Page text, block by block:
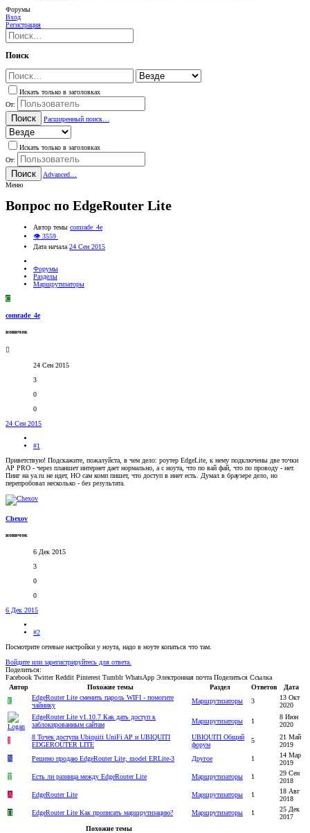
Форумы
Вход
Регистрация
Поиск
Искать только в заголовках
От:
Поиск Расширенный поиск…
Искать только в заголовках
От:
Поиск
Advanced…
Меню
Вопрос по EdgeRouter Lite
Автор темы comrade_4e
👁 3559
Дата начала 24 Сен 2015
Форумы
Разделы
Маршрутизаторы
C
comrade_4e
новичок
24 Сен 2015
3
0
0
24 Сен 2015
#1
Приветствую! Подскажите, пожалуйста, в чем дело: роутер EdgeLite, к нему подключены две точки
AP PRO - через планшет интернет дает нормально, а с ноута, что по вай фай, что по проводу - нет.
Пинг на ya.ru не идет, НО сам комп пишет, что доступ в инет есть. Думал в браузере дело, но
перепробовал несколько - без результата.
Chexov
новичок
6 Дек 2015
3
0
0
6 Дек 2015
#2
Посмотрите сетевые настройки у ноута, надо в ноуте копаться что там.
Войдите или зарегистрируйтесь для ответа.
Поделиться:
Facebook Twitter Reddit Pinterest Tumblr WhatsApp Электронная почта Поделиться Ссылка
Автор
Похожие темы Раздел Ответов
Дата
E
EdgeRouter Lite сменить пароль WIFI - помогите
чайнику
Маршрутизаторы 3
13 Окт
2020
EdgeRouter Lite v1.10.7 Как дать доступ к
заблокированным сайтам
Маршрутизаторы 1
8 Июн
2020
J
8 Точек доступа Ubiquiti UniFi AP и UBIQUITI
EDGEROUTER LITE
UBIQUITI Общий
форум
5
21 Май
2019
N
Решено продаю EdgeRouter Lite, model ERLite-3 Другое 1
14 Мар
2019
T
Есть ли разница между EdgeRouter Lite Маршрутизаторы 1
29 Сен
2018
А
EdgeRouter Lite Маршрутизаторы 1
18 Авг
2018
П
EdgeRouter Lite Как прописать маршрутизацию? Маршрутизаторы 1
25 Дек
2017
Похожие темы